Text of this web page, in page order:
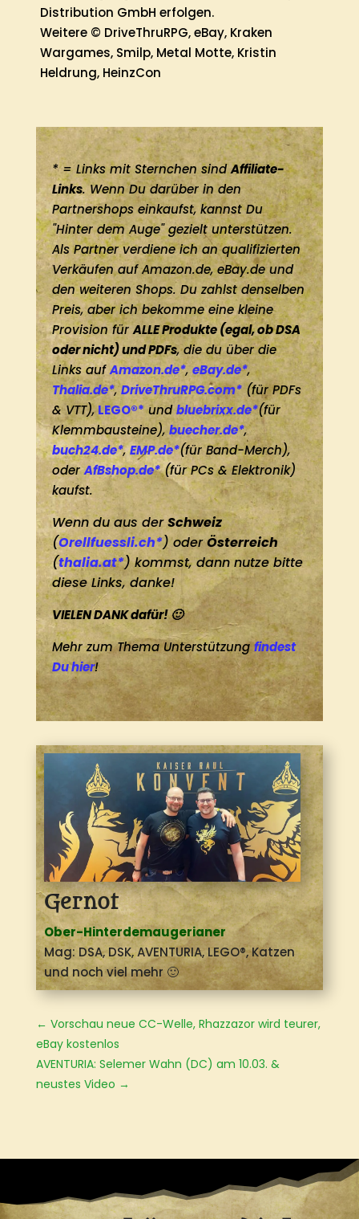
Distribution GmbH erfolgen.
Weitere © DriveThruRPG, eBay, Kraken
Wargames, Smilp, Metal Motte, Kristin
Heldrung, HeinzCon
* = Links mit Sternchen sindAffiliate-
Links. Wenn Du darüber in den
Partnershops einkaufst, kannst Du
"Hinter dem Auge" gezielt unterstützen.
Als Partner verdiene ich an qualifizierten
Verkäufen auf Amazon.de, eBay.de und
den weiteren Shops. Du zahlst denselben
Preis, aber ich bekomme eine kleine
Provision fürALLE Produkte (egal, ob DSA
oder nicht) und PDFs, die du über die
Links aufAmazon.de*,eBay.de*,
Thalia.de*,DriveThruRPG.com*(für PDFs
& VTT),LEGO®*undbluebrixx.de*(für
Klemmbausteine), buecher.de*,
buch24.de*,EMP.de*(für Band-Merch),
oderAfBshop.de*(für PCs & Elektronik)
kaufst.
Wenn du aus derSchweiz
(Orellfuessli.ch*) oderÖsterreich
(thalia.at*) kommst, dann nutze bitte
diese Links, danke!
VIELEN DANK dafür! 🙂
Mehr zum Thema Unterstützungfindest
Du hier!
Gernot
Ober-Hinterdemaugerianer
Mag: DSA, DSK, AVENTURIA, LEGO®, Katzen
und noch viel mehr 🙂
← Vorschau neue CC-Welle, Rhazzazor wird teurer,
eBay kostenlos
AVENTURIA: Selemer Wahn (DC) am 10.03. &
neustes Video →